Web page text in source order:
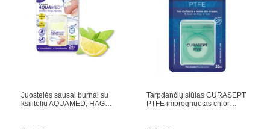
Juostelės sausai burnai su
ksilitoliu AQUAMED, HAG…
Tarpdančių siūlas CURASEPT
PTFE impregnuotas chlor…